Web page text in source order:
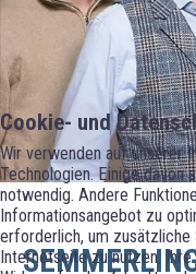
Cookie- und
Wir verwenden auf unserer
Technologien. Einige davon
notwendig. Andere
Informationsangebot zu
erforderlich, um zusätzliche
Internetseite zu nutzen.